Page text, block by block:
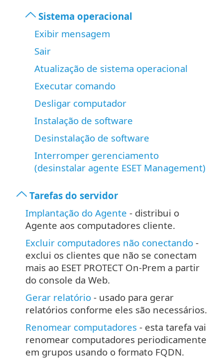
Sistema operacional
Exibir mensagem
Sair
Atualização de sistema operacional
Executar comando
Desligar computador
Instalação de software
Desinstalação de software
Interromper gerenciamento
(desinstalar agente ESET Management)
Tarefas do servidor
Implantação do Agente - distribui o
Agente aos computadores cliente.
Excluir computadores não conectando -
exclui os clientes que não se conectam
mais ao ESET PROTECT On-Prem a partir
do console da Web.
Gerar relatório - usado para gerar
relatórios conforme eles são necessários.
Renomear computadores - esta tarefa vai
renomear computadores periodicamente
em grupos usando o formato FQDN.